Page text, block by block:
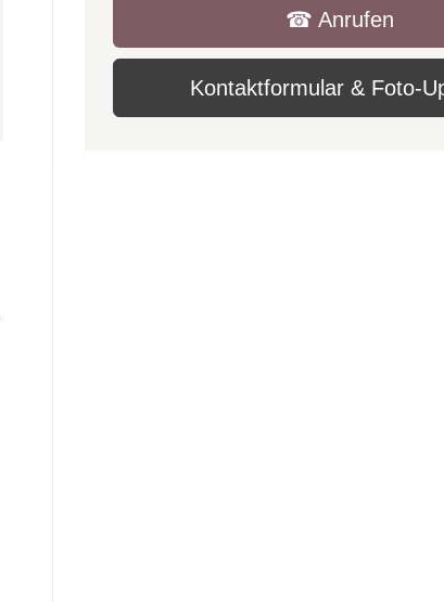
☎︎ Anrufen
Kontaktformular & Foto-